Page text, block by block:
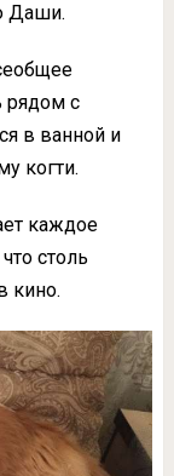
Даши.
рядом с
в ванной и
когти.
каждое
столь
кино.